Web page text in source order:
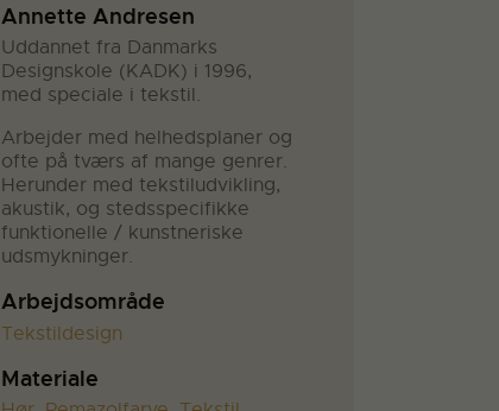
Annette Andresen
Uddannet fra Danmarks
Designskole (KADK) i 1996,
med speciale i tekstil.
Arbejder med helhedsplaner og
ofte på tværs af mange genrer.
Herunder med tekstiludvikling,
akustik, og stedsspecifikke
funktionelle / kunstneriske
udsmykninger.
Arbejdsområde
Tekstildesign
Materiale